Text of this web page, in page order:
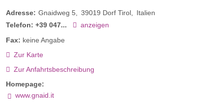
Adresse: Gnaidweg 5 39019 Dorf Tirol
Italien
Telefon: +39 047...
anzeigen
Fax: keine Angabe
Zur Karte
Zur Anfahrtsbeschreibung
Homepage:
www.gnaid.it